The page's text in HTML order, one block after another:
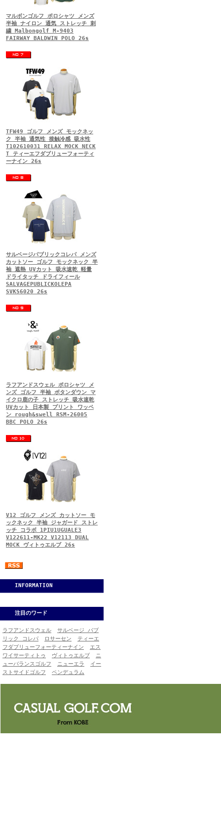
マルボンゴルフ ポロシャツ メンズ
半袖 ナイロン 通気 ストレッチ 刺
繍 Malbongolf M-9403
FAIRWAY BALDWIN POLO 26s
TFW49 ゴルフ メンズ モックネッ
ク 半袖 通気性 接触冷感 吸水性
T102610031 RELAX MOCK NECK
T ティーエフダブリューフォーティ
ーナイン 26s
サルベージパブリックコレパ メンズ
カットソー ゴルフ モックネック 半
袖 遮熱 UVカット 吸水速乾 軽量
ドライタッチ ドライフィール
SALVAGEPUBLICKOLEPA
SVKS6020 26s
ラフアンドスウェル ポロシャツ メ
ンズ ゴルフ 半袖 ボタンダウン マ
イクロ鹿の子 ストレッチ 吸水速乾
UVカット 日本製 プリント ワッペ
ン rough&swell RSM-26005
BBC POLO 26s
V12 ゴルフ メンズ カットソー モ
ックネック 半袖 ジャガード ストレ
ッチ コラボ 1PIU1UGUALE3
V122611-MK22 V12113 DUAL
MOCK ヴィトゥエルブ 26s
INFORMATION
注目のワード
ラフアンドスウェル
サルベージ パブ
リック コレパ
ロサーセン
ティーエ
フダブリューフォーティーナイン
エス
ワイサーティトゥ
ヴィトゥエルブ
ニ
ューバランスゴルフ
ニューエラ
イー
ストサイドゴルフ
ペンデュラム